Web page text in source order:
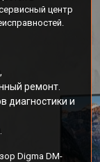
центр
ремонт.
диагностики и
Digma DM-